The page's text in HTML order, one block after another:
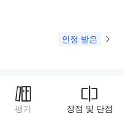
인정 받은
평가 장점 및 단점